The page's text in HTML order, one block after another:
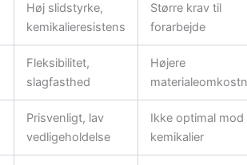
Høj slidstyrke,
kemikalieresistens
Større krav til
forarbejde
Fleksibilitet,
slagfasthed
Højere
Prisvenligt, lav
vedligeholdelse
Ikke optimal mod
kemikalier